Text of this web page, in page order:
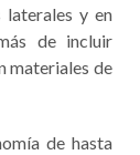
laterales y en
de incluir
materiales de
de hasta